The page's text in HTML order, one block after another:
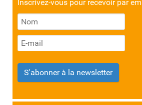
Inscrivez-vous pour recevoir par
S'abonner à la newsletter